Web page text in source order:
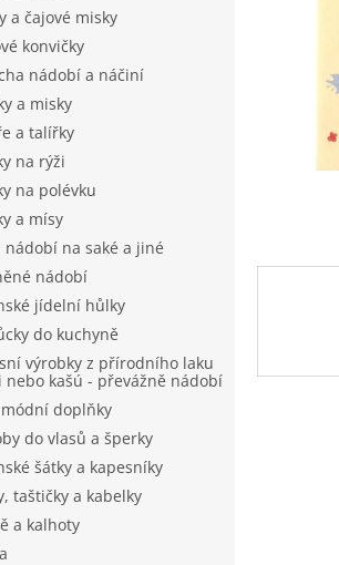
a čajové misky
konvičky
nádobí a náčiní
a misky
a talířky
na rýži
na polévku
a mísy
nádobí na saké a jiné
nádobí
jídelní hůlky
do kuchyně
výrobky z přírodního laku
nebo kašú - převážně nádobí
doplňky
do vlasů a šperky
šátky a kapesníky
taštičky a kabelky
a kalhoty